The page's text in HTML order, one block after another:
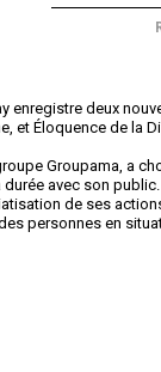
enregistre deux
et Éloquence de la
Groupama, a
avec son
de ses
personnes en